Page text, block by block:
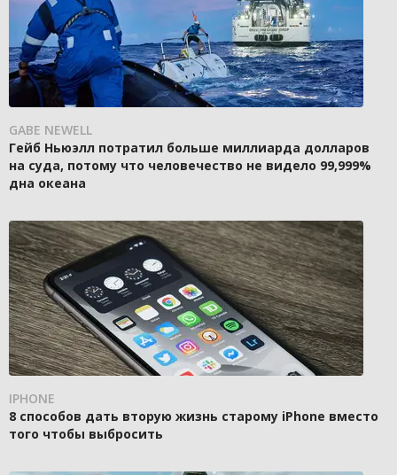
GABE NEWELL
Гейб Ньюэлл потратил больше миллиарда долларов
на суда, потому что человечество не видело 99,999%
дна океана
IPHONE
8 способов дать вторую жизнь старому iPhone вместо
того чтобы выбросить